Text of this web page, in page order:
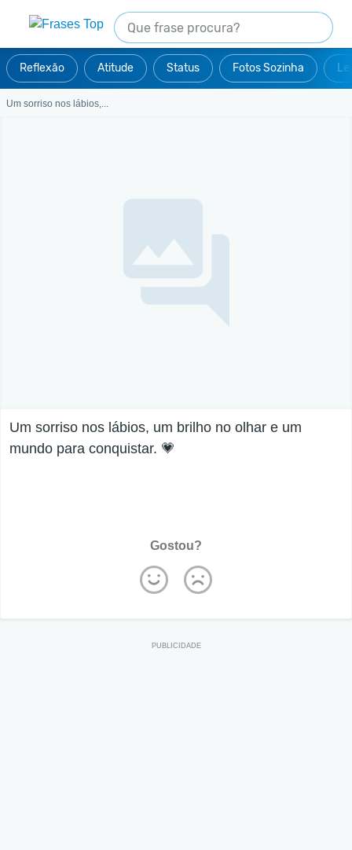
Reflexão Atitude Status Fotos Sozinha
Um sorriso nos lábios,...
Um sorriso nos lábios, um brilho no olhar e um
mundo para conquistar. 💗
Gostou?